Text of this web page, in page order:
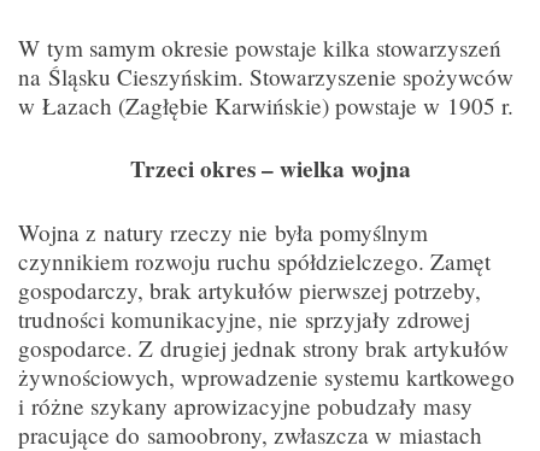
W tym samym okresie powstaje kilka stowarzyszeń
na Śląsku Cieszyńskim. Stowarzyszenie spożywców
w Łazach (Zagłębie Karwińskie) powstaje w 1905 r.
Trzeci okres – wielka wojna
Wojna z natury rzeczy nie była pomyślnym
czynnikiem rozwoju ruchu spółdzielczego. Zamęt
gospodarczy, brak artykułów pierwszej potrzeby,
trudności komunikacyjne, nie sprzyjały zdrowej
gospodarce. Z drugiej jednak strony brak artykułów
żywnościowych, wprowadzenie systemu kartkowego
i różne szykany aprowizacyjne pobudzały masy
pracujące do samoobrony, zwłaszcza w miastach